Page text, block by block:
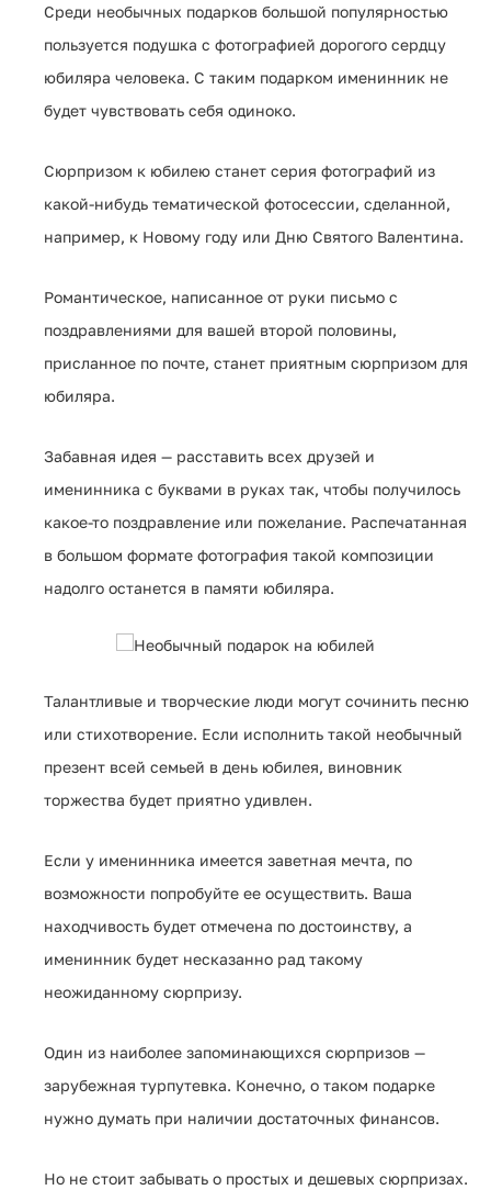
Среди необычных подарков большой популярностью
пользуется подушка с фотографией дорогого сердцу
юбиляра человека. С таким подарком именинник не
будет чувствовать себя одиноко.
Сюрпризом к юбилею станет серия фотографий из
какой-нибудь тематической фотосессии, сделанной,
например, к Новому году или Дню Святого Валентина.
Романтическое, написанное от руки письмо с
поздравлениями для вашей второй половины,
присланное по почте, станет приятным сюрпризом для
юбиляра.
Забавная идея — расставить всех друзей и
именинника с буквами в руках так, чтобы получилось
какое-то поздравление или пожелание. Распечатанная
в большом формате фотография такой композиции
надолго останется в памяти юбиляра.
Талантливые и творческие люди могут сочинить песню
или стихотворение. Если исполнить такой необычный
презент всей семьей в день юбилея, виновник
торжества будет приятно удивлен.
Если у именинника имеется заветная мечта, по
возможности попробуйте ее осуществить. Ваша
находчивость будет отмечена по достоинству, а
именинник будет несказанно рад такому
неожиданному сюрпризу.
Один из наиболее запоминающихся сюрпризов —
зарубежная турпутевка. Конечно, о таком подарке
нужно думать при наличии достаточных финансов.
Но не стоит забывать о простых и дешевых сюрпризах.